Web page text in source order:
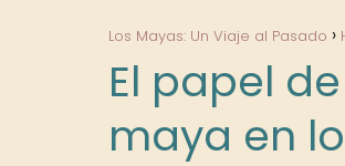
Los Mayas: Un Viaje al Pasado
El papel
maya en